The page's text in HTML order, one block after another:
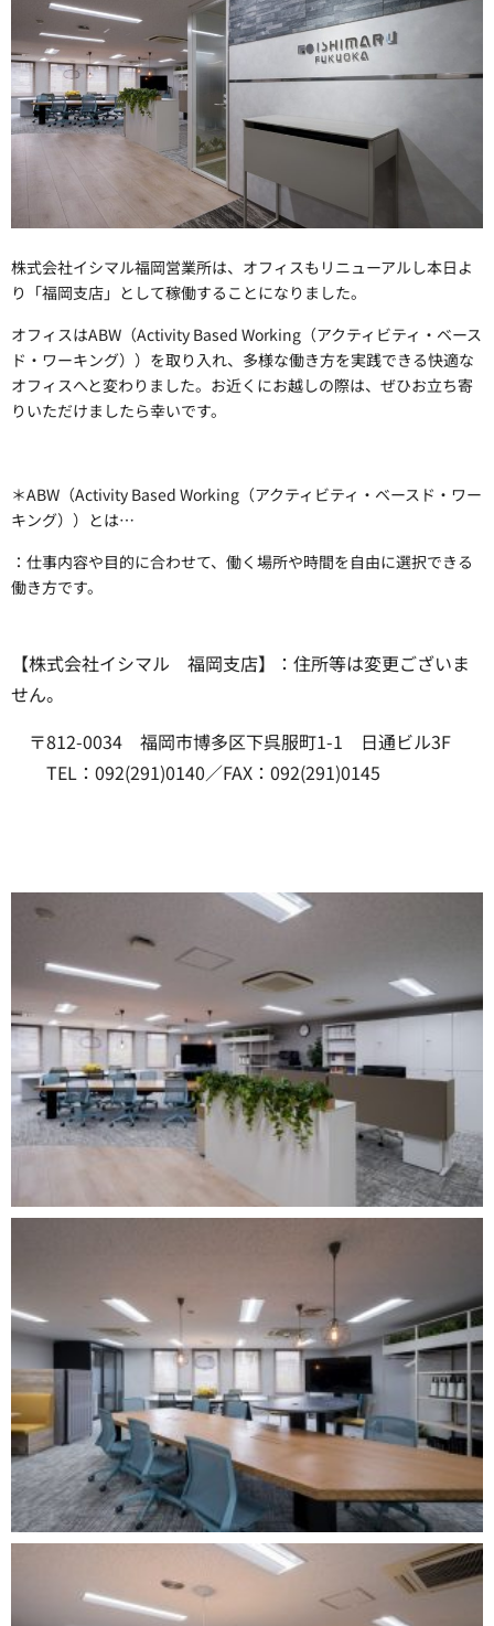
株式会社イシマル福岡営業所は、オフィスもリニューアルし本日よ
り「福岡支店」として稼働することになりました。
オフィスはABW（Activity Based Working（アクティビティ・ベース
ド・ワーキング））を取り入れ、多様な働き方を実践できる快適な
オフィスへと変わりました。お近くにお越しの際は、ぜひお立ち寄
りいただけましたら幸いです。
＊ABW（Activity Based Working（アクティビティ・ベースド・ワー
キング））とは…
：仕事内容や目的に合わせて、働く場所や時間を自由に選択できる
働き方です。
【株式会社イシマル 福岡支店】：住所等は変更ございま
せん。
〒812-0034 福岡市博多区下呉服町1-1 日通ビル3F
TEL：092(291)0140／FAX：092(291)0145